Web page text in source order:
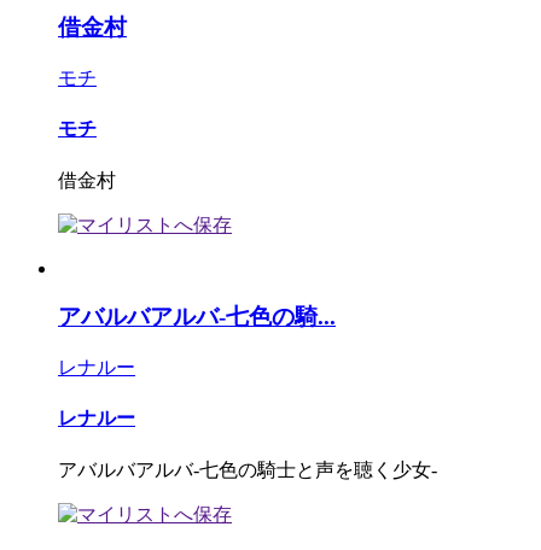
借金村
モチ
モチ
借金村
アバルバアルバ-七色の騎...
レナルー
レナルー
アバルバアルバ-七色の騎士と声を聴く少女-